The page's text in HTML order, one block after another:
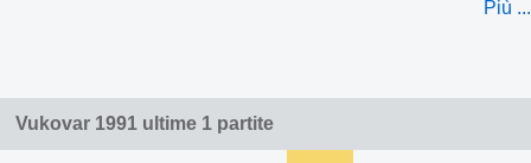
Più ...
Vukovar 1991 ultime 1 partite